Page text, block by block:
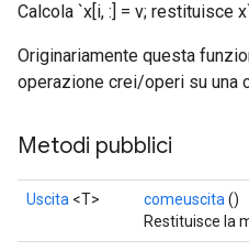
Calcola `x[i, :] = v; restituisce
Originariamente questa
operazione crei/operi su una
Metodi pubblici
Uscita <T> comeuscita ()
Restituisce la